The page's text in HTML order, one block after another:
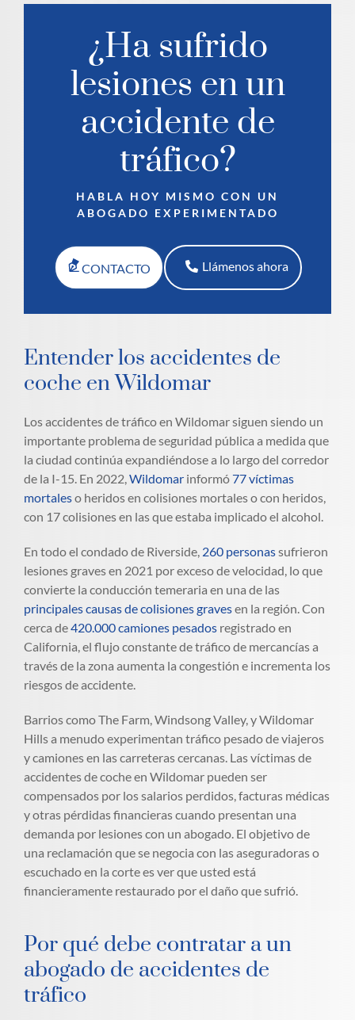
¿Ha sufrido
lesiones en un
accidente de
tráfico?
HABLA HOY MISMO CON UN
ABOGADO EXPERIMENTADO
CONTACTO Llámenos ahora
Entender los accidentes de
coche en Wildomar
Los accidentes de tráfico en Wildomar siguen siendo un
importante problema de seguridad pública a medida que
la ciudad continúa expandiéndose a lo largo del corredor
de la I-15. En 2022,Wildomar informó77 víctimas
mortaleso heridos en colisiones mortales o con heridos,
con 17 colisiones en las que estaba implicado el alcohol.
En todo el condado de Riverside, 260 personassufrieron
lesiones graves en 2021 por exceso de velocidad, lo que
convierte la conducción temeraria en una de las
principales causas de colisiones gravesen la región. Con
cerca de420.000 camiones pesados registrado en
California, el flujo constante de tráfico de mercancías a
través de la zona aumenta la congestión e incrementa los
riesgos de accidente.
Barrios como The Farm, Windsong Valley, y Wildomar
Hills a menudo experimentan tráfico pesado de viajeros
y camiones en las carreteras cercanas. Las víctimas de
accidentes de coche en Wildomar pueden ser
compensados por los salarios perdidos, facturas médicas
y otras pérdidas financieras cuando presentan una
demanda por lesiones con un abogado. El objetivo de
una reclamación que se negocia con las aseguradoras o
escuchado en la corte es ver que usted está
financieramente restaurado por el daño que sufrió.
Por qué debe contratar a un
abogado de accidentes de
tráfico